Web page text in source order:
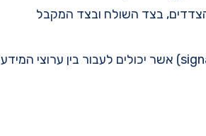
בצד השולח ובצד המקבל
ה-reactive streams מגדירים כמה סוגים של אותות (signals) אשר יכולים לעבור בין ערוצי המידע